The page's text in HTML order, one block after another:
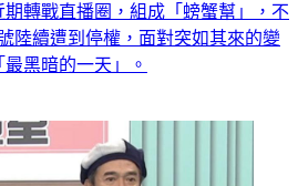
轉戰直播圈，組成「螃蟹幫」，不
陸續遭到停權，面對突如其來的變
黑暗的一天」。